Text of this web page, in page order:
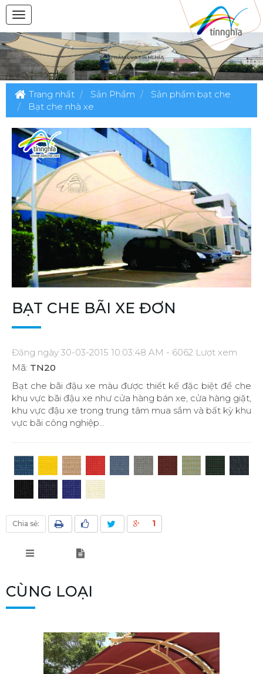
Trang nhất Sản Phẩm
Sản phẩm bạt che
Bạt che nhà xe
BẠT CHE BÃI XE ĐƠN
Đăng ngày 30-03-2015 10:03:48 AM - 6062 Lượt xem
Mã: TN20
Bạt che bãi đậu xe màu được thiết kế đặc biệt để che
khu vực bãi đậu xe như cửa hàng bán xe, cửa hàng giặt,
khu vực đậu xe trong trung tâm mua sắm và bất kỳ khu
vực bãi công nghiệp...
Chia sẻ: 1
CÙNG LOẠI